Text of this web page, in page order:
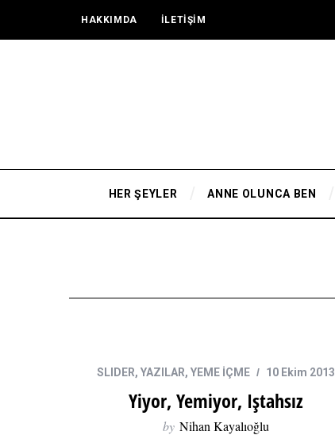
HAKKIMDA İLETİŞİM
HER ŞEYLER ANNE OLUNCA BEN
SLIDER, YAZILAR, YEME İÇME 10 Ekim 2013
Yiyor, Yemiyor, Iştahsız
by Nihan Kayalıoğlu